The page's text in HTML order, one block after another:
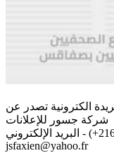
الكترونية تصدر عن
شركة جسور للإعلانات
للإتصال أو نشر الردود الهاتف 54779966 (216+) - البريد الإلكتروني
jsfaxien@yahoo.fr